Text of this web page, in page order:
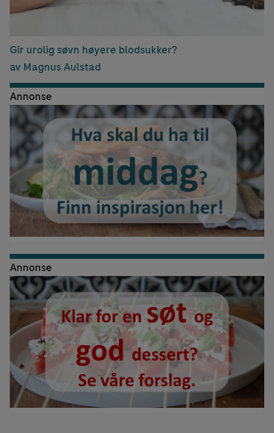
Gir urolig søvn høyere blodsukker?
av Magnus Aulstad
Annonse
Annonse